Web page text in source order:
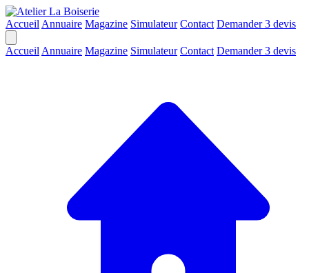
Accueil Annuaire Magazine Simulateur Contact Demander 3 devis
Accueil Annuaire Magazine Simulateur Contact Demander 3 devis